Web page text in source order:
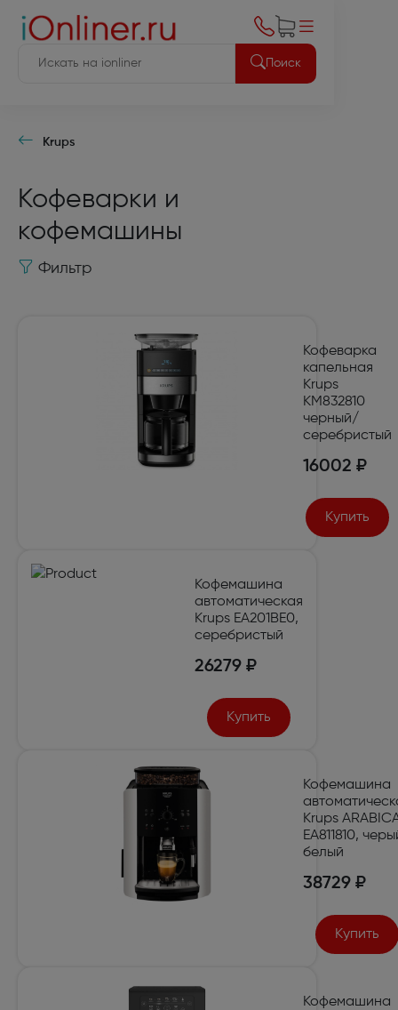
Поиск
Krups
Кофеварки и
кофемашины
Фильтр
Кофеварка
капельная
Krups
KM832810
черный/
серебристый
16002 ₽
Купить
Кофемашина
автоматическая
Krups EA201BE0,
серебристый
26279 ₽
Купить
Кофемашина
Krups
EA811810,
белый
38729 ₽
Купить
Кофемашина